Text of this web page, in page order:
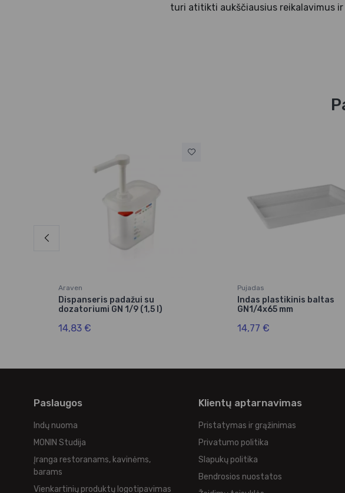
turi atitikti aukščiausius reikalavimus
Araven
Dispanseris padažui su
dozatoriumi GN 1/9 (1,5 l)
14,83 €
Pujadas
Indas plastikinis baltas
GN1/4x65 mm
14,77 €
Paslaugos
Indų nuoma
MONIN Studija
Įranga restoranams, kavinėms,
barams
Vienkartinių produktų logotipavimas
Klientų aptarnavimas
Pristatymas ir grąžinimas
Privatumo politika
Slapukų politika
Bendrosios nuostatos